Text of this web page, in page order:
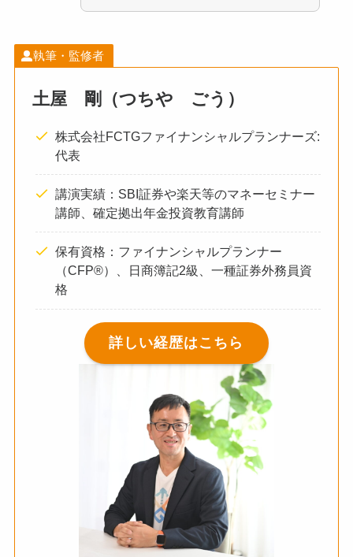
執筆・監修者
土屋 剛（つちや ごう）
株式会社FCTGファイナンシャルプランナーズ:
代表
講演実績：SBI証券や楽天等のマネーセミナー
講師、確定拠出年金投資教育講師
保有資格：ファイナンシャルプランナー
（CFP®）、日商簿記2級、一種証券外務員資
格
詳しい経歴はこちら